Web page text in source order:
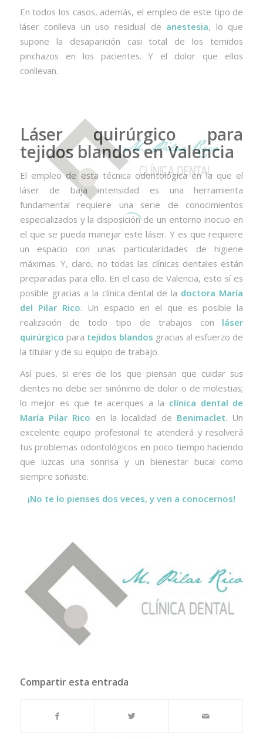
En todos los casos, además, el empleo de este tipo de
láser conlleva un uso residual de anestesia, lo que
supone la desaparición casi total de los temidos
pinchazos en los pacientes. Y el dolor que ellos
conllevan.
Láser quirúrgico para
tejidos blandos en Valencia
El empleo de esta técnica odontológica en la que el
láser de baja intensidad es una herramienta
fundamental requiere una serie de conocimientos
especializados y la disposición de un entorno inocuo en
el que se pueda manejar este láser. Y es que requiere
un espacio con unas particularidades de higiene
máximas. Y, claro, no todas las clínicas dentales están
preparadas para ello. En el caso de Valencia, esto sí es
posible gracias a la clínica dental de la doctora María
del Pilar Rico. Un espacio en el que es posible la
realización de todo tipo de trabajos con láser
quirúrgico para tejidos blandos gracias al esfuerzo de
la titular y de su equipo de trabajo.
Así pues, si eres de los que piensan que cuidar sus
dientes no debe ser sinónimo de dolor o de molestias;
lo mejor es que te acerques a la clínica dental de
María Pilar Rico en la localidad de Benimaclet. Un
excelente equipo profesional te atenderá y resolverá
tus problemas odontológicos en poco tiempo haciendo
que luzcas una sonrisa y un bienestar bucal como
siempre soñaste.
¡No te lo pienses dos veces, y ven a conocernos!
Compartir esta entrada